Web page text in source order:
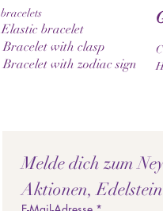
bracelets
Elastic bracelet
Bracelet with clasp
Bracelet with zodiac sign
Melde dich zum
Aktionen,